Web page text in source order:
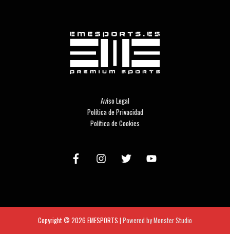
Aviso Legal
Política de Privacidad
Política de Cookies
Copyright © 2026 EMESPORTS | Powered by Monster Studio